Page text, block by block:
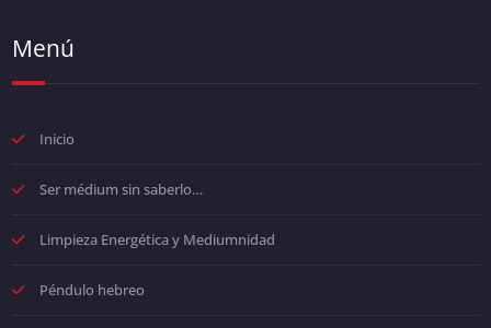
Menú
Inicio
Ser médium sin saberlo…
Limpieza Energética y Mediumnidad
Péndulo hebreo